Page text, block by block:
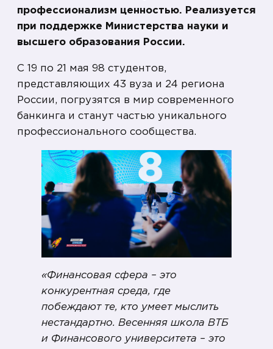
профессионализм ценностью. Реализуется
при поддержке Министерства науки и
высшего образования России.
С 19 по 21 мая 98 студентов,
представляющих 43 вуза и 24 региона
России, погрузятся в мир современного
банкинга и станут частью уникального
профессионального сообщества.
«Финансовая сфера – это
конкурентная среда, где
побеждают те, кто умеет мыслить
нестандартно. Весенняя школа ВТБ
и Финансового университета – это